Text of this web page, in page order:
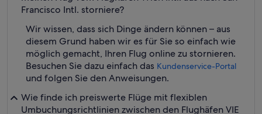
Francisco Intl. storniere?
Wir wissen, dass sich Dinge ändern können – aus
diesem Grund haben wir es für Sie so einfach wie
möglich gemacht, Ihren Flug online zu stornieren.
Besuchen Sie dazu einfach das Kundenservice-Portal
und folgen Sie den Anweisungen.
Wie finde ich preiswerte Flüge mit flexiblen
Umbuchungsrichtlinien zwischen den Flughäfen VIE